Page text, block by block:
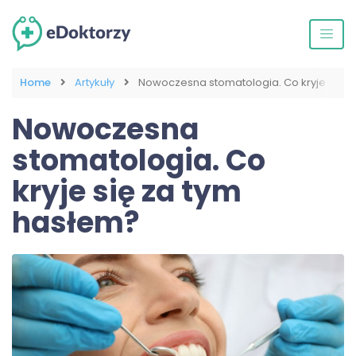
Home Artykuły Nowoczesna stomatologia. Co kryje się
Nowoczesna
stomatologia. Co
kryje się za tym
hasłem?